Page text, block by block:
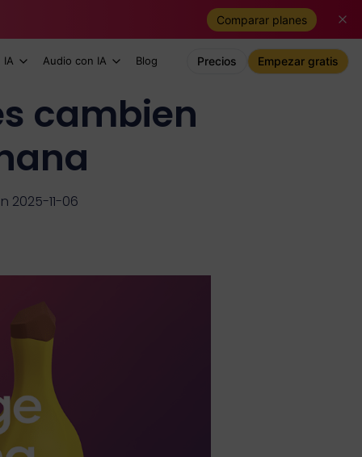
Comparar planes
IA Audio con IA Blog Precios Empezar gratis
cambien
2025-11-06